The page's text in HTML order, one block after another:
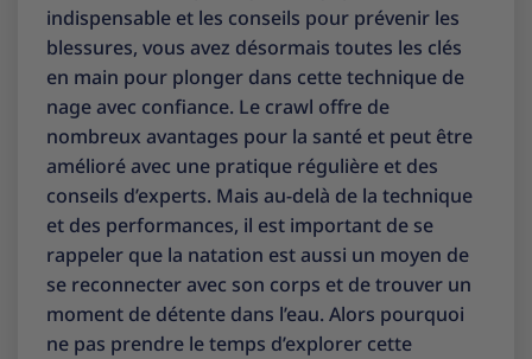
indispensable et les conseils pour prévenir les
blessures, vous avez désormais toutes les clés
en main pour plonger dans cette technique de
nage avec confiance. Le crawl offre de
nombreux avantages pour la santé et peut être
amélioré avec une pratique régulière et des
conseils d’experts. Mais au-delà de la technique
et des performances, il est important de se
rappeler que la natation est aussi un moyen de
se reconnecter avec son corps et de trouver un
moment de détente dans l’eau. Alors pourquoi
ne pas prendre le temps d’explorer cette